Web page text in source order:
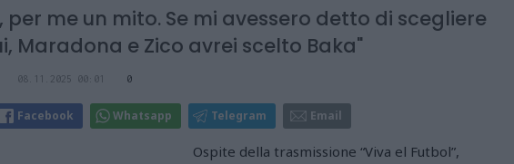
per me un mito. Se mi avessero detto di scegliere
Maradona e Zico avrei scelto Baka"
08.11.2025 00:01 0
Facebook Whatsapp Telegram Email
Ospite della trasmissione “Viva el Futbol”,